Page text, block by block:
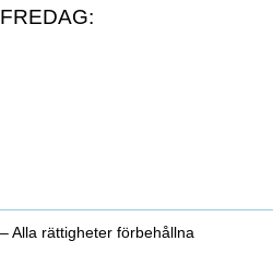
Alla rättigheter förbehållna